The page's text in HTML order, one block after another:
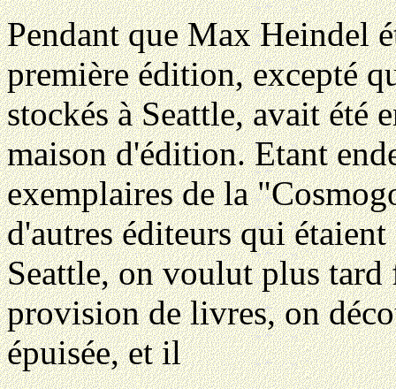
Pendant que Max Heindel
première édition, excepté
stockés à Seattle, avait été
maison d'édition. Etant
exemplaires de la
d'autres éditeurs qui
Seattle, on voulut plus
provision de livres, on
épuisée, et il